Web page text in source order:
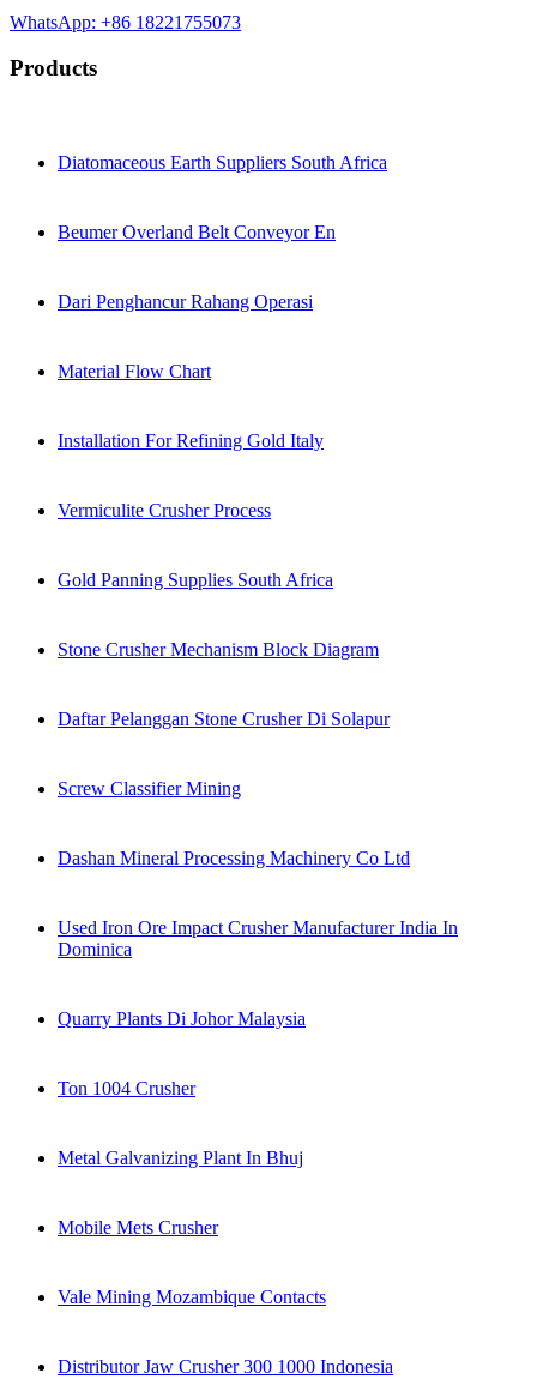
WhatsApp: +86 18221755073
Products
Diatomaceous Earth Suppliers South Africa
Beumer Overland Belt Conveyor En
Dari Penghancur Rahang Operasi
Material Flow Chart
Installation For Refining Gold Italy
Vermiculite Crusher Process
Gold Panning Supplies South Africa
Stone Crusher Mechanism Block Diagram
Daftar Pelanggan Stone Crusher Di Solapur
Screw Classifier Mining
Dashan Mineral Processing Machinery Co Ltd
Used Iron Ore Impact Crusher Manufacturer India In
Dominica
Quarry Plants Di Johor Malaysia
Ton 1004 Crusher
Metal Galvanizing Plant In Bhuj
Mobile Mets Crusher
Vale Mining Mozambique Contacts
Distributor Jaw Crusher 300 1000 Indonesia